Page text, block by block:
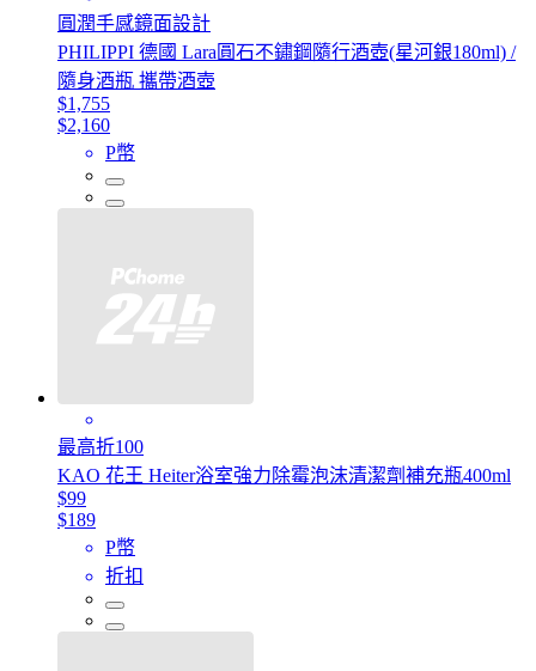
圓潤手感鏡面設計
PHILIPPI 德國 Lara圓石不鏽鋼隨行酒壺(星河銀180ml) /
隨身酒瓶 攜帶酒壺
$1,755
$2,160
P幣
最高折100
KAO 花王 Heiter浴室強力除霉泡沫清潔劑補充瓶400ml
$99
$189
P幣
折扣